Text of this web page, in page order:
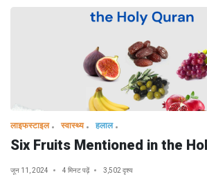
लाइफस्टाइल स्वास्थ्य हलाल
Six Fruits Mentioned in the
जून 11, 2024 4 मिनट पढ़ें 3,502 दृश्य